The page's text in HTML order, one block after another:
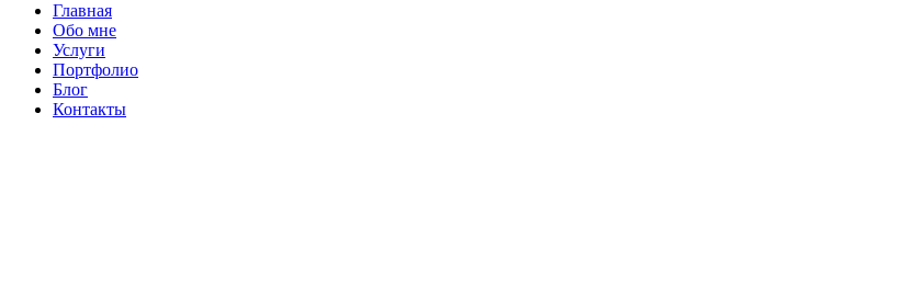
Главная
Обо мне
Услуги
Портфолио
Блог
Контакты